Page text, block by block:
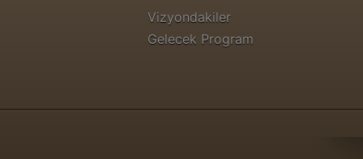
Vizyondakiler
Gelecek Program